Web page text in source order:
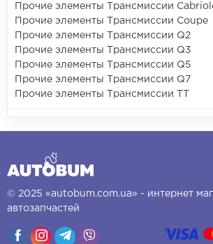
Прочие элементы Трансмиссии
Прочие элементы Трансмиссии Coupe
Прочие элементы Трансмиссии Q2
Прочие элементы Трансмиссии Q3
Прочие элементы Трансмиссии Q5
Прочие элементы Трансмиссии Q7
Прочие элементы Трансмиссии TT
© 2025 «autobum.com.ua» - интернет
автозапчастей